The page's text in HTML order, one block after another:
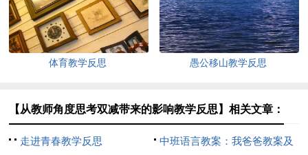
体育教学反思 愚公移山教学反思
【从教师角度思考双减带来的影响教学反思】相关文章：
走进青春教学反思
中班语言教案：我爸爸教案及